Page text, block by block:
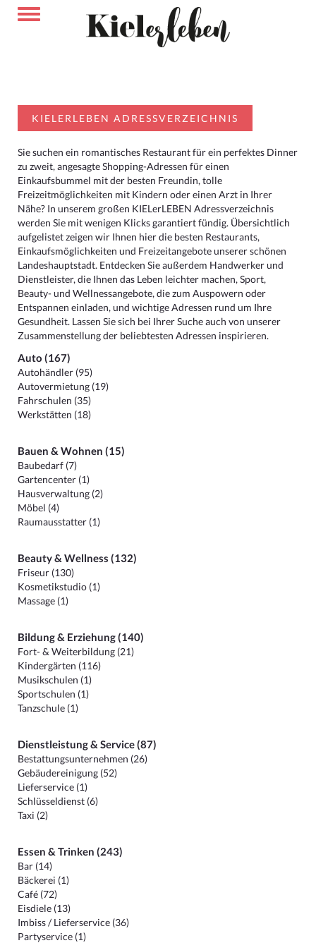
KIELERLEBEN ADRESSVERZEICHNIS
Sie suchen ein romantisches Restaurant für ein perfektes Dinner
zu zweit, angesagte Shopping-Adressen für einen
Einkaufsbummel mit der besten Freundin, tolle
Freizeitmöglichkeiten mit Kindern oder einen Arzt in Ihrer
Nähe? In unserem großen KIELerLEBEN Adressverzeichnis
werden Sie mit wenigen Klicks garantiert fündig. Übersichtlich
aufgelistet zeigen wir Ihnen hier die besten Restaurants,
Einkaufsmöglichkeiten und Freizeitangebote unserer schönen
Landeshauptstadt. Entdecken Sie außerdem Handwerker und
Dienstleister, die Ihnen das Leben leichter machen, Sport,
Beauty- und Wellnessangebote, die zum Auspowern oder
Entspannen einladen, und wichtige Adressen rund um Ihre
Gesundheit. Lassen Sie sich bei Ihrer Suche auch von unserer
Zusammenstellung der beliebtesten Adressen inspirieren.
Auto (167)
Autohändler (95)
Autovermietung (19)
Fahrschulen (35)
Werkstätten (18)
Bauen & Wohnen (15)
Baubedarf (7)
Gartencenter (1)
Hausverwaltung (2)
Möbel (4)
Raumausstatter (1)
Beauty & Wellness (132)
Friseur (130)
Kosmetikstudio (1)
Massage (1)
Bildung & Erziehung (140)
Fort- & Weiterbildung (21)
Kindergärten (116)
Musikschulen (1)
Sportschulen (1)
Tanzschule (1)
Dienstleistung & Service (87)
Bestattungsunternehmen (26)
Gebäudereinigung (52)
Lieferservice (1)
Schlüsseldienst (6)
Taxi (2)
Essen & Trinken (243)
Bar (14)
Bäckerei (1)
Café (72)
Eisdiele (13)
Imbiss / Lieferservice (36)
Partyservice (1)